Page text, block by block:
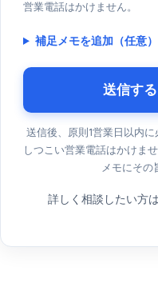
営業電話はかけません。
補足メモを追加（任意）
送信す
送信後、原則1営業日以内
しつこい営業電話はかけま
メモにその
詳しく相談したい方は